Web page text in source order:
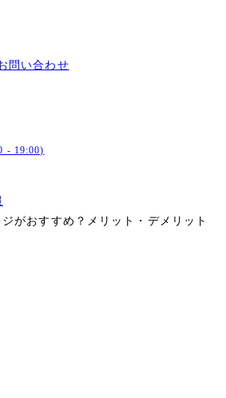
問い合わせ
- 19:00)
がおすすめ？メリット・デメリット